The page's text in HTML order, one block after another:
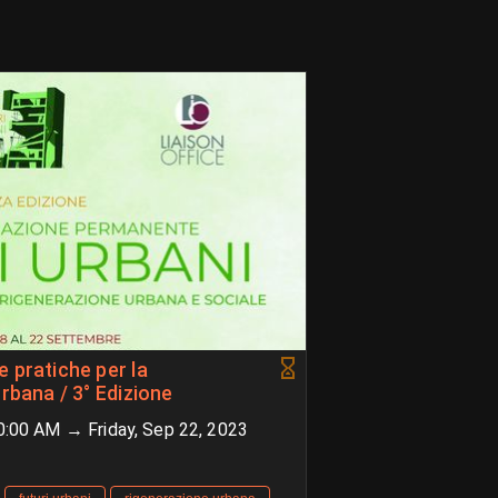
pratiche per la
/ 3° Edizione
AM → Friday, Sep 22, 2023